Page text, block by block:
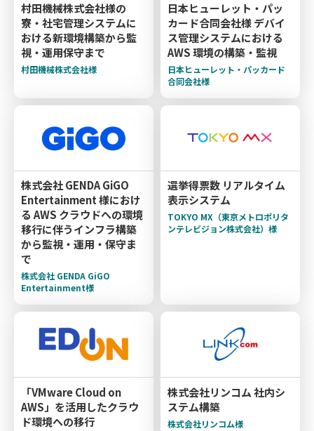
村田機械株式会社様の
寮・社宅管理システムに
おける新環境構築から監
視・運用保守まで
村田機械株式会社様
日本ヒューレット・パッ
カード合同会社様 デバイ
ス管理システムにおける
AWS 環境の構築・監視
日本ヒューレット・パッカード
合同会社様
株式会社 GENDA GiGO
Entertainment 様におけ
る AWS クラウドへの環境
移行に伴うインフラ構築
から監視・運用・保守ま
で
株式会社 GENDA GiGO
Entertainment様
選挙得票数 リアルタイム
表示システム
TOKYO MX（東京メトロポリタ
ンテレビジョン株式会社）様
「VMware Cloud on
AWS」を活用したクラウ
ド環境への移行
株式会社リンコム 社内シ
ステム構築
株式会社リンコム様